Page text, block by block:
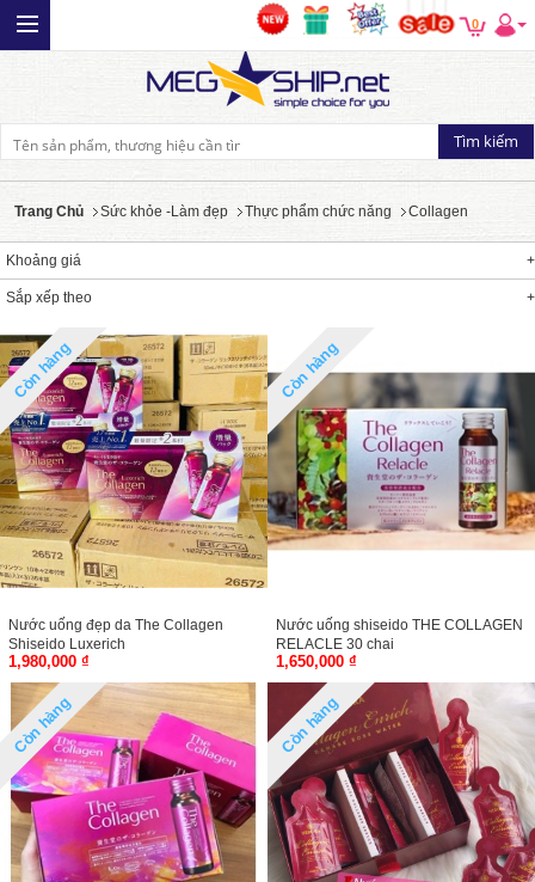
0
Trang Chủ Sức khỏe -Làm đẹp Thực phẩm chức năng Collagen
Khoảng giá
Sắp xếp theo
Còn hàng
Nước uống đẹp da The Collagen
Shiseido Luxerich
1,980,000 ₫
Còn hàng
Nước uống shiseido THE COLLAGEN
RELACLE 30 chai
1,650,000 ₫
Còn hàng Còn hàng